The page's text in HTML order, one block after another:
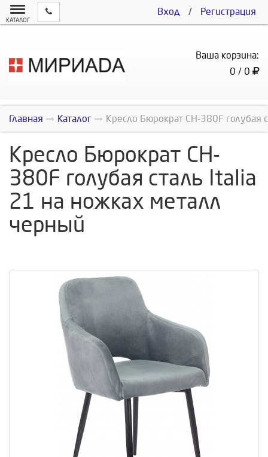
Вход / Регистрация
КАТАЛОГ
Ваша корзина:
0 / 0
Главная Каталог Кресло Бюрократ CH-380F голубая
Кресло Бюрократ CH-
380F голубая сталь Italia
21 на ножках металл
черный